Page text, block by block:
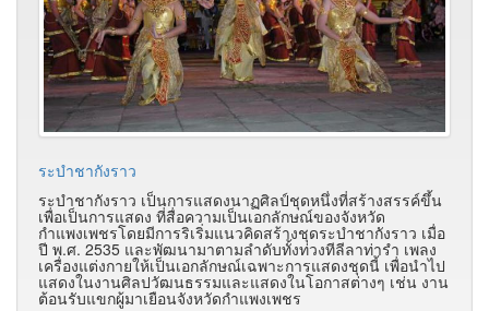
ระบำชากังราว
ระบำชากังราว เป็นการแสดงนาฏศิลป์ชุดหนึ่งที่สร้างสรรค์ขึ้น
เพื่อเป็นการแสดง ที่สื่อความเป็นเอกลักษณ์ของจังหวัด
กำแพงเพชรโดยมีการริเริ่มแนวคิดสร้างชุดระบำชากังราว เมื่อ
ปี พ.ศ. 2535 และพัฒนามาตามลำดับทั้งท่วงทีลีลาท่ารำ เพลง
เครื่องแต่งกายให้เป็นเอกลักษณ์เฉพาะการแสดงชุดนี้ เพื่อนำไป
แสดงในงานศิลปวัฒนธรรมและแสดงในโอกาสต่างๆ เช่น งาน
ต้อนรับแขกผู้มาเยือนจังหวัดกำแพงเพชร